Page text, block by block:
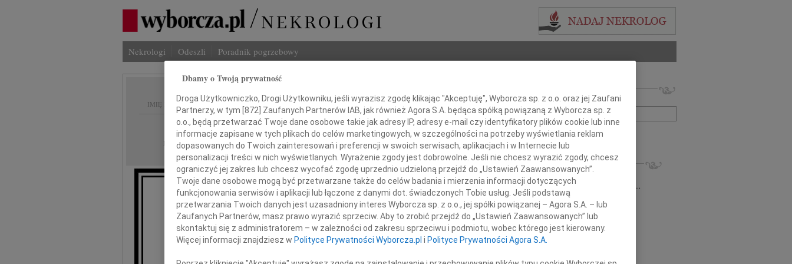
Nekrologi Odeszli Poradnik pogrzebowy
IMIĘ I NAZWISKO:
REGION: Szczecin
DATA EMISJI: 25.04.2012
Wyrazy głębokiego współczucia i słowa otuchy
w ciężkich chwilach spowodowanych śmiercią
Mamy
Imię i nazwisko lub numer ogłoszenia:
+ szukanie zaawansowane
INNE NEKROLOGI
01.06.2026Szczecin
Żegnaj Alu Jola, Zbyszek, Ewa, Jurek, Ewa,...
Józef Ignor03.04.2026
Z bólem przyjęliśmy wiadomość o śmierci...
Roman Kraszewski
13.02.2026
Z wielkim smutkiem i żalem przyjąłem...
Łukasz Glapa
Podziękowanie Przyjaciołom, znajomym,...
Dbamy o Twoją prywatność
Droga Użytkowniczko, Drogi Użytkowniku, jeśli wyrazisz zgodę klikając "Akceptuję", Wyborcza sp. z o.o. oraz jej Zaufani
Partnerzy, w tym [872] Zaufanych Partnerów IAB, jak również Agora S.A. będąca spółką powiązaną z Wyborcza sp. z
o.o., będą przetwarzać Twoje dane osobowe takie jak adresy IP, adresy e-mail czy identyfikatory plików cookie lub inne
informacje zapisane w tych plikach do celów marketingowych, w szczególności na potrzeby wyświetlania reklam
dopasowanych do Twoich zainteresowań i preferencji w swoich serwisach, aplikacjach i w Internecie lub
personalizacji treści w nich wyświetlanych. Wyrażenie zgody jest dobrowolne. Jeśli nie chcesz wyrazić zgody, chcesz
ograniczyć jej zakres lub chcesz wycofać zgodę uprzednio udzieloną przejdź do „Ustawień Zaawansowanych”.
Twoje dane osobowe mogą być przetwarzane także do celów badania i mierzenia informacji dotyczących
funkcjonowania serwisów i aplikacji lub łączone z danymi dot. świadczonych Tobie usług. Jeśli podstawą
przetwarzania Twoich danych jest uzasadniony interes Wyborcza sp. z o.o., jej spółki powiązanej – Agora S.A. – lub
Zaufanych Partnerów, masz prawo wyrazić sprzeciw. Aby to zrobić przejdź do „Ustawień Zaawansowanych” lub
skontaktuj się z administratorem – w zależności od zakresu sprzeciwu i podmiotu, wobec którego jest kierowany.
Więcej informacji znajdziesz w Polityce Prywatności Wyborcza.pl i Polityce Prywatności Agora S.A.